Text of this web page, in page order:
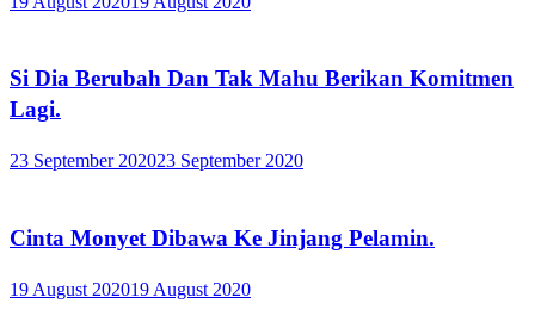
Si Dia Berubah Dan Tak Mahu Berikan Komitmen
Lagi.
23 September 202023 September 2020
Cinta Monyet Dibawa Ke Jinjang Pelamin.
19 August 202019 August 2020